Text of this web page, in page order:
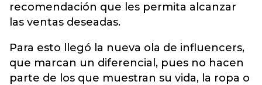
recomendación que les permita alcanzar
las ventas deseadas.
Para esto llegó la nueva ola de influencers,
que marcan un diferencial, pues no hacen
parte de los que muestran su vida, la ropa o